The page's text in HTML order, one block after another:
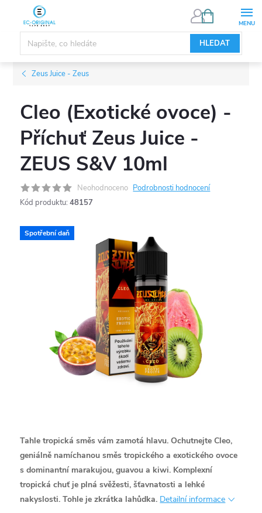
obsah
HLEDAT
NÁKUPNÍ
Zeus Juice - Zeus
Cleo (Exotické ovoce) -
Příchuť Zeus Juice -
ZEUS S&V 10ml
Neohodnoceno Podrobnosti hodnocení
Kód produktu: 48157
Spotřební daň
Tahle tropická směs vám zamotá hlavu. Ochutnejte Cleo,
geniálně namíchanou směs tropického a exotického ovoce
s dominantní marakujou, guavou a kiwi. Komplexní
tropická chuť je plná svěžesti, šťavnatosti a lehké
nakyslosti. Tohle je zkrátka lahůdka. Detailní informace